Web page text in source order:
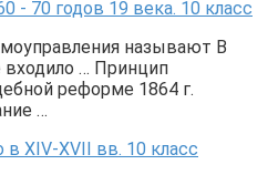
70 годов 19 века. 10 класс
называют В
… Принцип
реформе 1864 г.
…
XIV-XVII вв. 10 класс